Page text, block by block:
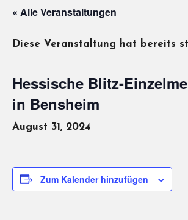
« Alle Veranstaltungen
Diese Veranstaltung hat bereits
Hessische Blitz-
in Bensheim
August 31, 2024
Zum Kalender hinzufügen